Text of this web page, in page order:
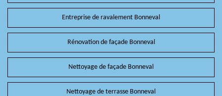
Entreprise de ravalement Bonneval
Rénovation de façade Bonneval
Nettoyage de façade Bonneval
Nettoyage de terrasse Bonneval